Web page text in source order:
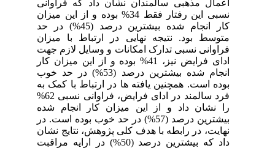
اعمال مذهبی سالمندان نشان داد که فراوانی
نسبی این رفتار فقط 34% بوده و از این میزان
کار انجام شده بیشترین درصد (45%) در حد
متوسط بود. نتیجه نهایی در ارتباط با میزان
فراوانی نسبی تدارک امکانات و وسایل لازم جهت
ادای فرایض نیز، 41% بوده و از این میزان کار
انجام شده بیشترین درصد (53%) در حد خوب
بوده است. همچنین یافته ها در ارتباط با کمک به
فرد سالمند در ادای فرایض، فراوانی نسبی 62%
را نشان داد و از این میزان کار انجام شده
بیشترین درصد (57%) در حد خوب بوده است. در
نهایت، در رابطه با هدف کلی پژوهش، نتایج نشان
داد که بیشترین درصد (50%) در ارایه مراقبت